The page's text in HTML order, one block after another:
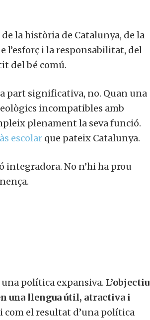
la història de Catalunya, de la
l’esforç i la responsabilitat, del
del bé comú.
part significativa, no. Quan una
incompatibles amb
plenament la seva funció.
escolar que pateix Catalunya.
integradora. No n’hi ha prou
política expansiva. L’objectiu
una llengua útil, atractiva i
com el resultat d’una política